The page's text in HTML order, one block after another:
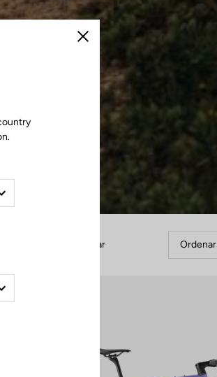
Filtrar Ordenar
Cerrar